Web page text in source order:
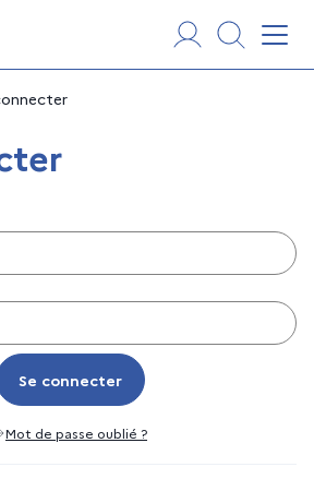
connecter
Se connecter
Mot de passe oublié ?